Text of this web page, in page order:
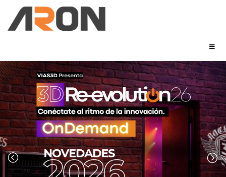
Diseñe. Colabore. Innove